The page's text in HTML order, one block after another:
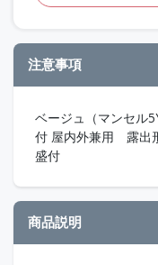
注意事項
ベージュ（マンセル
付 屋内外兼用 露出
盛付
商品説明